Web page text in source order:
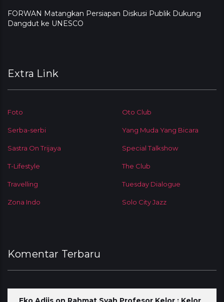
FORWAN Matangkan Persiapan Diskusi Publik Dukung
Dangdut ke UNESCO
Extra Link
Foto Oto Club
Serba-serbi Yang Muda Yang Bicara
Sastra On Trijaya Special Talkshow
T-Lifestyle The Club
Travelling Tuesday Dialogue
Zona Indo Solo City Jazz
Komentar Terbaru